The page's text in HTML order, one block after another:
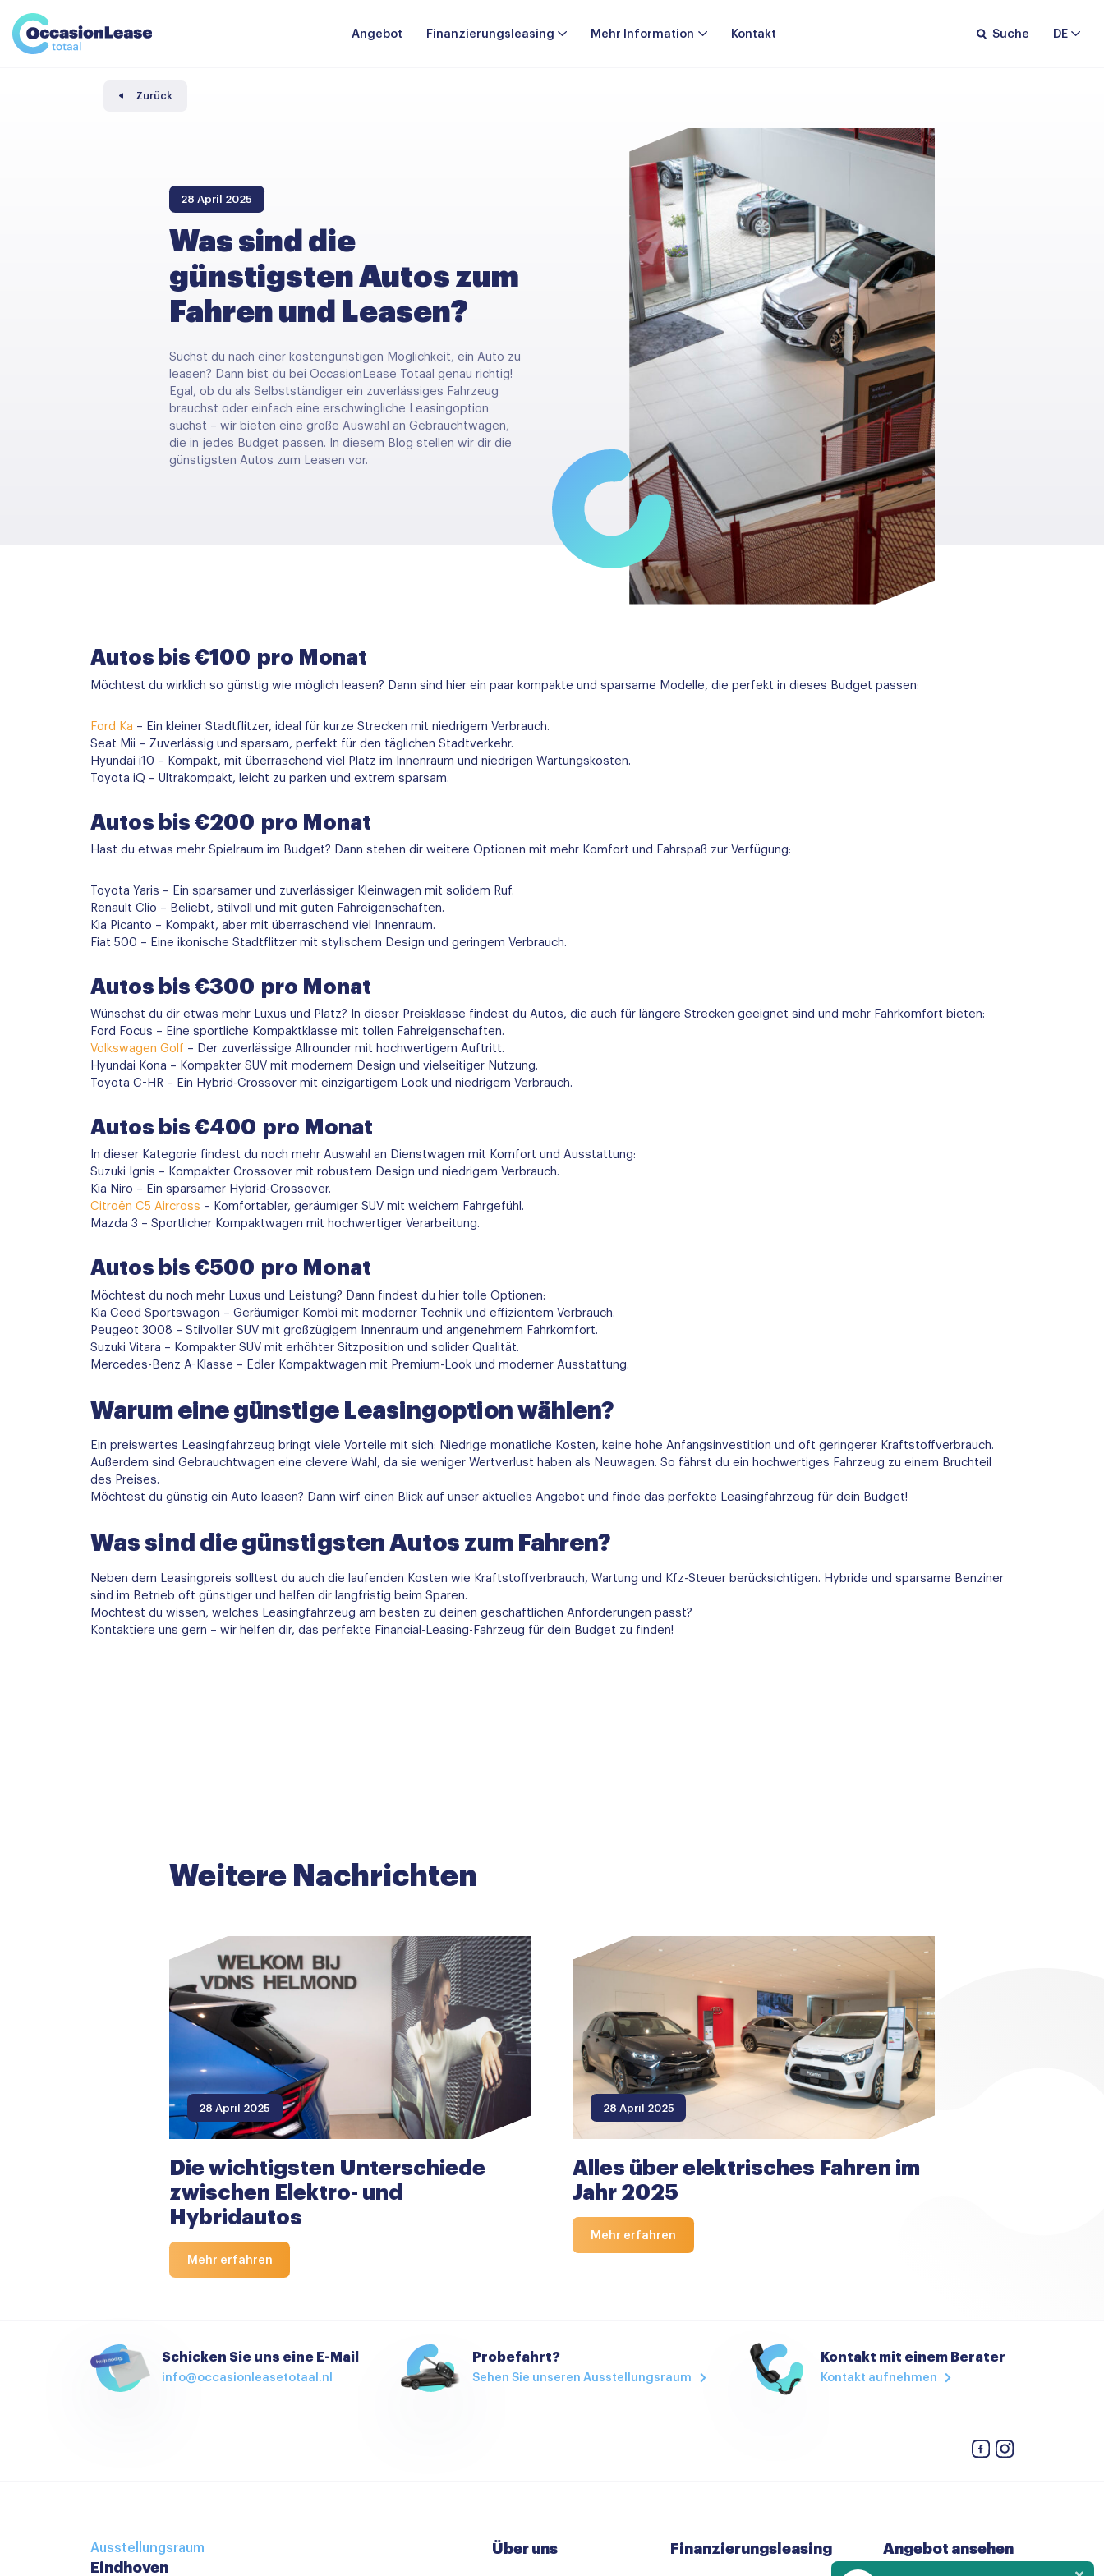
Angebot Finanzierungsleasing Mehr Information Kontakt DE
Suche
Unternehmer
Nachrichten und tipps
Häufig gestellte Fragen
Komparator
Zurück
28 April 2025
Was sind die
günstigsten Autos zum
Fahren und Leasen?
Suchst du nach einer kostengünstigen Möglichkeit, ein Auto zu
leasen? Dann bist du bei OccasionLease Totaal genau richtig!
Egal, ob du als Selbstständiger ein zuverlässiges Fahrzeug
brauchst oder einfach eine erschwingliche Leasingoption
suchst – wir bieten eine große Auswahl an Gebrauchtwagen,
die in jedes Budget passen. In diesem Blog stellen wir dir die
günstigsten Autos zum Leasen vor.
Autos bis €100 pro Monat
Möchtest du wirklich so günstig wie möglich leasen? Dann sind hier ein paar kompakte und sparsame Modelle, die perfekt in dieses Budget passen:
Ford Ka – Ein kleiner Stadtflitzer, ideal für kurze Strecken mit niedrigem Verbrauch.
Seat Mii – Zuverlässig und sparsam, perfekt für den täglichen Stadtverkehr.
Hyundai i10 – Kompakt, mit überraschend viel Platz im Innenraum und niedrigen Wartungskosten.
Toyota iQ – Ultrakompakt, leicht zu parken und extrem sparsam.
Autos bis €200 pro Monat
Hast du etwas mehr Spielraum im Budget? Dann stehen dir weitere Optionen mit mehr Komfort und Fahrspaß zur Verfügung:
Toyota Yaris – Ein sparsamer und zuverlässiger Kleinwagen mit solidem Ruf.
Renault Clio – Beliebt, stilvoll und mit guten Fahreigenschaften.
Kia Picanto – Kompakt, aber mit überraschend viel Innenraum.
Fiat 500 – Eine ikonische Stadtflitzer mit stylischem Design und geringem Verbrauch.
Autos bis €300 pro Monat
Wünschst du dir etwas mehr Luxus und Platz? In dieser Preisklasse findest du Autos, die auch für längere Strecken geeignet sind und mehr Fahrkomfort bieten:
Ford Focus – Eine sportliche Kompaktklasse mit tollen Fahreigenschaften.
Volkswagen Golf – Der zuverlässige Allrounder mit hochwertigem Auftritt.
Hyundai Kona – Kompakter SUV mit modernem Design und vielseitiger Nutzung.
Toyota C-HR – Ein Hybrid-Crossover mit einzigartigem Look und niedrigem Verbrauch.
Autos bis €400 pro Monat
In dieser Kategorie findest du noch mehr Auswahl an Dienstwagen mit Komfort und Ausstattung:
Suzuki Ignis – Kompakter Crossover mit robustem Design und niedrigem Verbrauch.
Kia Niro – Ein sparsamer Hybrid-Crossover.
Citroën C5 Aircross – Komfortabler, geräumiger SUV mit weichem Fahrgefühl.
Mazda 3 – Sportlicher Kompaktwagen mit hochwertiger Verarbeitung.
Autos bis €500 pro Monat
Möchtest du noch mehr Luxus und Leistung? Dann findest du hier tolle Optionen:
Kia Ceed Sportswagon – Geräumiger Kombi mit moderner Technik und effizientem Verbrauch.
Peugeot 3008 – Stilvoller SUV mit großzügigem Innenraum und angenehmem Fahrkomfort.
Suzuki Vitara – Kompakter SUV mit erhöhter Sitzposition und solider Qualität.
Mercedes-Benz A-Klasse – Edler Kompaktwagen mit Premium-Look und moderner Ausstattung.
Warum eine günstige Leasingoption wählen?
Ein preiswertes Leasingfahrzeug bringt viele Vorteile mit sich: Niedrige monatliche Kosten, keine hohe Anfangsinvestition und oft geringerer Kraftstoffverbrauch.
Außerdem sind Gebrauchtwagen eine clevere Wahl, da sie weniger Wertverlust haben als Neuwagen. So fährst du ein hochwertiges Fahrzeug zu einem Bruchteil
des Preises.
Möchtest du günstig ein Auto leasen? Dann wirf einen Blick auf unser aktuelles Angebot und finde das perfekte Leasingfahrzeug für dein Budget!
Was sind die günstigsten Autos zum Fahren?
Neben dem Leasingpreis solltest du auch die laufenden Kosten wie Kraftstoffverbrauch, Wartung und Kfz-Steuer berücksichtigen. Hybride und sparsame Benziner
sind im Betrieb oft günstiger und helfen dir langfristig beim Sparen.
Möchtest du wissen, welches Leasingfahrzeug am besten zu deinen geschäftlichen Anforderungen passt?
Kontaktiere uns gern – wir helfen dir, das perfekte Financial-Leasing-Fahrzeug für dein Budget zu finden!
Weitere Nachrichten
28 April 2025
Die wichtigsten Unterschiede
zwischen Elektro- und
Hybridautos
Mehr erfahren
28 April 2025
Alles über elektrisches Fahren im
Jahr 2025
Mehr erfahren
Schicken Sie uns eine E-Mail
info@occasionleasetotaal.nl
Probefahrt?
Sehen Sie unseren Ausstellungsraum
Kontakt mit einem Berater
Kontakt aufnehmen
Ausstellungsraum
Eindhoven
Über uns Finanzierungsleasing Angebot ansehen